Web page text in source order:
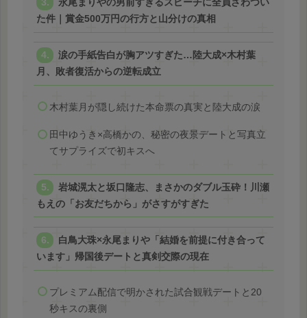
永尾まりやの男前すぎるスピーチに全員ざわつい
た件｜賞金500万円の行方と山分けの真相
涙の手紙告白が胸アツすぎた…陸大成×木村葉
月、敗者復活からの逆転成立
木村葉月が隠し続けた本命票の真実と陸大成の涙
田中ゆうき×高橋かの、秘密の夜景デートと写真立
てサプライズで初キスへ
岩城滉太と坂口隆志、まさかのダブル玉砕！川瀬
もえの「お友だちから」がさすがすぎた
白鳥大珠×永尾まりや「結婚を前提に付き合って
います」帰国後デートと真剣交際の現在
プレミアム配信で明かされた試合観戦デートと20
秒キスの裏側